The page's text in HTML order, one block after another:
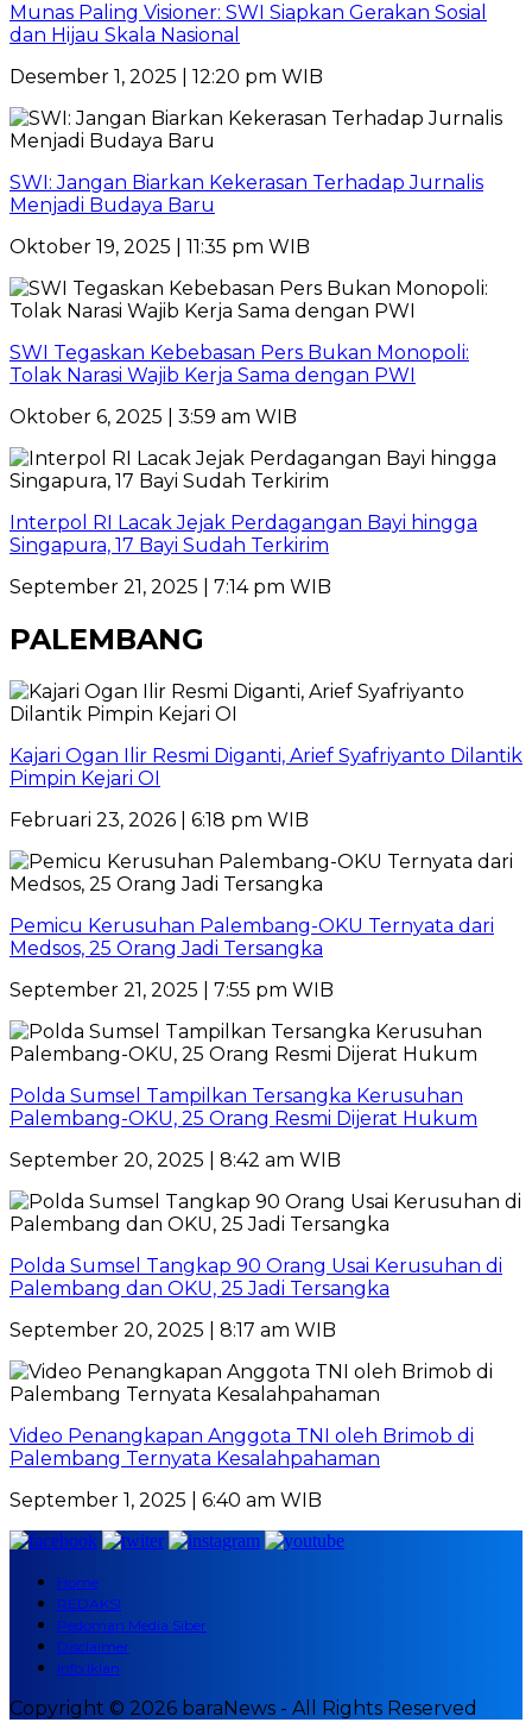
Munas Paling Visioner: SWI Siapkan Gerakan Sosial
dan Hijau Skala Nasional
Desember 1, 2025 | 12:20 pm WIB
SWI: Jangan Biarkan Kekerasan Terhadap Jurnalis
Menjadi Budaya Baru
Oktober 19, 2025 | 11:35 pm WIB
SWI Tegaskan Kebebasan Pers Bukan Monopoli:
Tolak Narasi Wajib Kerja Sama dengan PWI
Oktober 6, 2025 | 3:59 am WIB
Interpol RI Lacak Jejak Perdagangan Bayi hingga
Singapura, 17 Bayi Sudah Terkirim
September 21, 2025 | 7:14 pm WIB
PALEMBANG
Kajari Ogan Ilir Resmi Diganti, Arief Syafriyanto Dilantik
Pimpin Kejari OI
Februari 23, 2026 | 6:18 pm WIB
Pemicu Kerusuhan Palembang-OKU Ternyata dari
Medsos, 25 Orang Jadi Tersangka
September 21, 2025 | 7:55 pm WIB
Polda Sumsel Tampilkan Tersangka Kerusuhan
Palembang-OKU, 25 Orang Resmi Dijerat Hukum
September 20, 2025 | 8:42 am WIB
Polda Sumsel Tangkap 90 Orang Usai Kerusuhan di
Palembang dan OKU, 25 Jadi Tersangka
September 20, 2025 | 8:17 am WIB
Video Penangkapan Anggota TNI oleh Brimob di
Palembang Ternyata Kesalahpahaman
September 1, 2025 | 6:40 am WIB
Home
REDAKSI
Pedoman Media Siber
Disclaimer
Info Iklan
Copyright © 2026 baraNews - All Rights Reserved